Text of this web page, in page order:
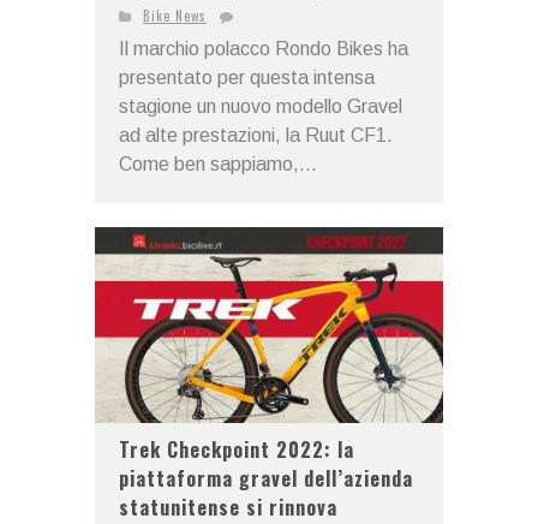
Bike News
Il marchio polacco Rondo Bikes ha
presentato per questa intensa
stagione un nuovo modello Gravel
ad alte prestazioni, la Ruut CF1.
Come ben sappiamo,...
Trek Checkpoint 2022: la
piattaforma gravel dell’azienda
statunitense si rinnova